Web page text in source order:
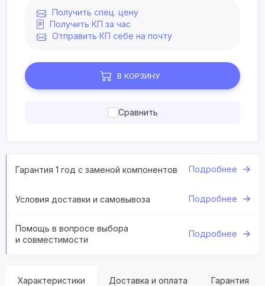
Получить спец. цену
Получить КП за час
Отправить КП себе на почту
В КОРЗИНУ
Сравнить
Гарантия 1 год с заменой компонентов Подробнее
Условия доставки и самовывоза Подробнее
Помощь в вопросе выбора
и совместимости
Подробнее
Характеристики Доставка и оплата Гарантия